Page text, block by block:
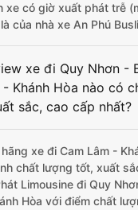
xe có giờ xuất phát trễ
của nhà xe An Phú
xe đi Quy Nhơn -
Khánh Hòa nào có
sắc, cao cấp nhất?
xe đi Cam Lâm -
chất lượng tốt, xuất
Limousine đi Quy
Hòa với điểm chất